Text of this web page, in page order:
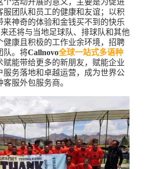
服团队和员工的健康和友谊；以积
来神奇的体验和金钱买不到的快乐
还将与当地足球队、排球队和其他
健康且积极的工作业余环境，招聘
队。将Callnovo全球一站式多语种
赋能带给更多的新朋友，赋能企业
服务落地和卓越运营，成为世界公
服外包服务商。